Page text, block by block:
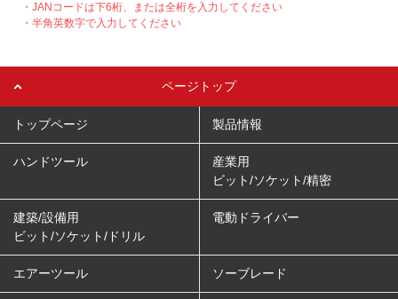
・JANコードは下6桁、または全桁を入力してください
・半角英数字で入力してください
ページトップ
トップページ 製品情報
ハンドツール
産業用
ビット/ソケット/精密
建築/設備用
ビット/ソケット/ドリル
電動ドライバー
エアーツール ソーブレード